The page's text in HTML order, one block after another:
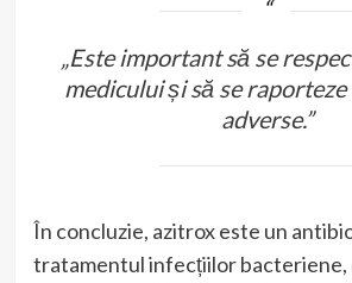
„Este important să se
medicului și să se
adverse.”
În concluzie, azitrox este un
tratamentul infecțiilor bacteriene,